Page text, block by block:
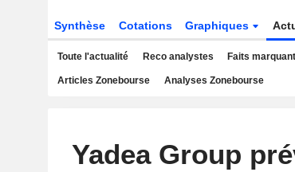
Synthèse Cotations Graphiques
Toute l'actualité Reco analystes Faits
Articles Zonebourse Analyses Zonebourse
Yadea Group